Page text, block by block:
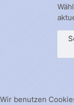
Wir benutzen